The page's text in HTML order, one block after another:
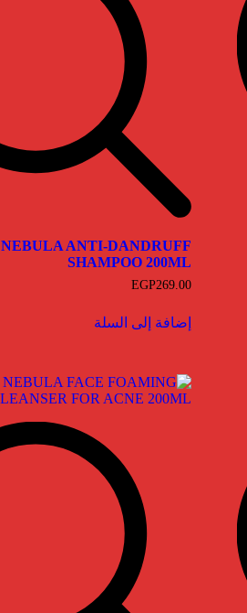
NEBULA ANTI-DANDRUFF
SHAMPOO 200ML
EGP269.00
إضافة إلى السلة